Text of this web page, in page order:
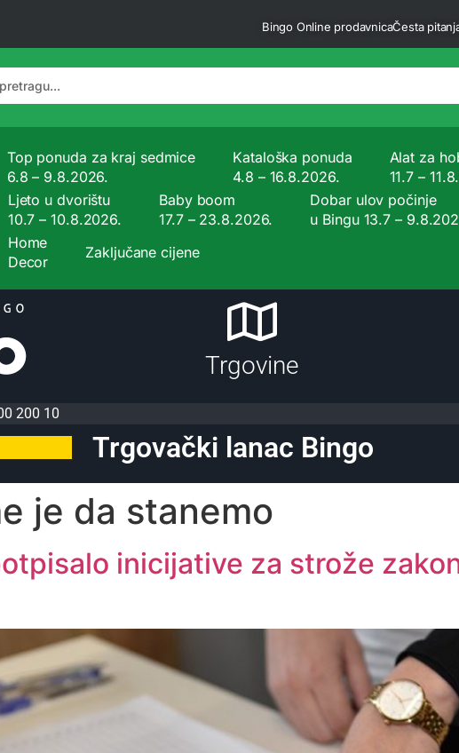
Bingo Online prodavnicaČesta
Top ponuda za kraj sedmice
6.8 – 9.8.2026.
Kataloška ponuda
4.8 – 16.8.2026.
Alat za
11.7 –
Ljeto u dvorištu
10.7 – 10.8.2026.
Baby boom
17.7 – 23.8.2026.
Dobar ulov počinje
u Bingu 13.7 –
Home
Decor
Zaključane cijene
Trgovine
200 10
Trgovački lanac Bingo
je da stanemo
inicijative za strože